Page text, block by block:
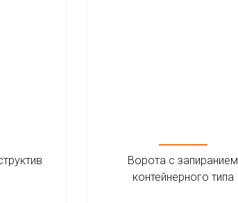
Ворота с запиранием
контейнерного типа